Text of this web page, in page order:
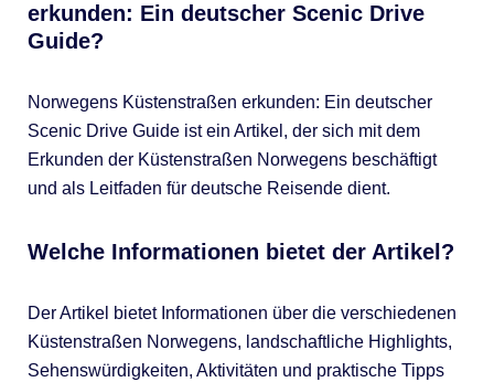
erkunden: Ein deutscher Scenic Drive
Guide?
Norwegens Küstenstraßen erkunden: Ein deutscher
Scenic Drive Guide ist ein Artikel, der sich mit dem
Erkunden der Küstenstraßen Norwegens beschäftigt
und als Leitfaden für deutsche Reisende dient.
Welche Informationen bietet der Artikel?
Der Artikel bietet Informationen über die verschiedenen
Küstenstraßen Norwegens, landschaftliche Highlights,
Sehenswürdigkeiten, Aktivitäten und praktische Tipps